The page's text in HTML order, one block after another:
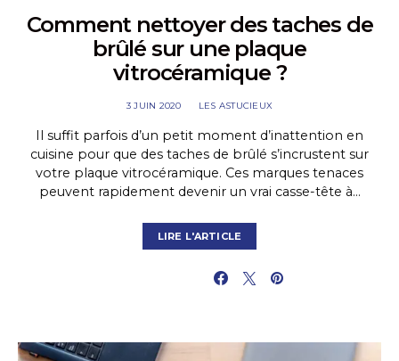
Comment nettoyer des taches de
brûlé sur une plaque
vitrocéramique ?
3 JUIN 2020 LES ASTUCIEUX
Il suffit parfois d’un petit moment d’inattention en
cuisine pour que des taches de brûlé s’incrustent sur
votre plaque vitrocéramique. Ces marques tenaces
peuvent rapidement devenir un vrai casse-tête à…
LIRE L'ARTICLE